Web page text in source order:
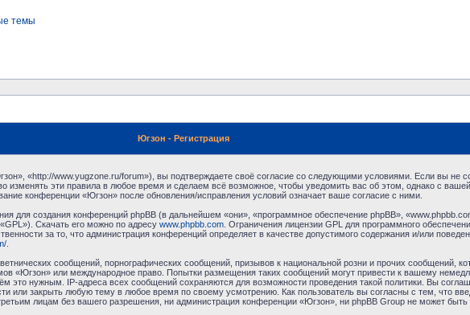
темы
Югзон - Регистрация
«http://www.yugzone.ru/forum»), вы подтверждаете своё согласие со следующими условиями. Если вы не
эти правила в любое время и сделаем всё возможное, чтобы уведомить вас об этом, однако с
конференции «Югзон» после обновления/исправления условий означает ваше согласие с ними.
для создания конференций phpBB (в дальнейшем «они», «программное обеспечение phpBB»,
Скачать его можно по адресу www.phpbb.com. Ограничения лицензии GPL для программного
за то, что администрация конференций определяет в качестве допустимого содержания и/или
.
сообщений, порнографических сообщений, призывов к национальной розни и прочих сообщений,
«Югзон» или международное право. Попытки размещения таких сообщений могут привести к вашему
это нужным. IP-адреса всех сообщений сохраняются для возможности проведения такой политики. Вы
или закрыть любую тему в любое время по своему усмотрению. Как пользователь вы согласны с тем, что
лицам без вашего разрешения, ни администрация конференции «Югзон», ни phpBB Group не может быть